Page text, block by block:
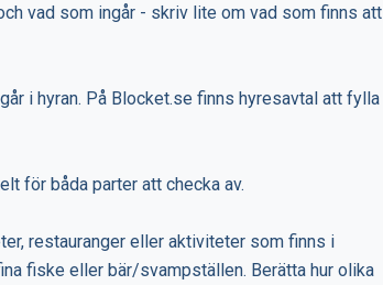
vad som ingår - skriv lite om vad som finns att
i hyran. På Blocket.se finns hyresavtal att fylla
för båda parter att checka av.
restauranger eller aktiviteter som finns i
fiske eller bär/svampställen. Berätta hur olika